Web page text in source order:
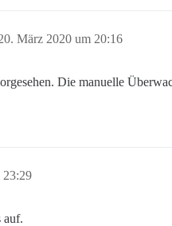
März 2020 um 20:16
Die manuelle
23:29
auf.